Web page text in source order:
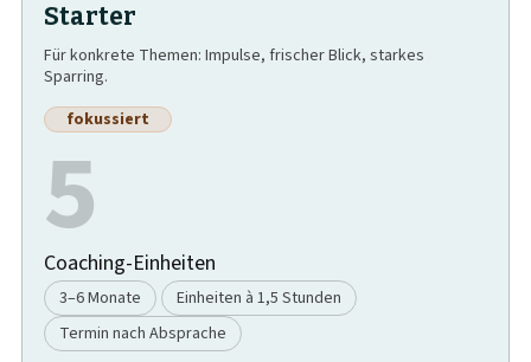
Starter
Für konkrete Themen: Impulse, frischer Blick, starkes
Sparring.
fokussiert
5
Coaching-Einheiten
3–6 Monate
Einheiten à 1,5 Stunden
Termin nach Absprache